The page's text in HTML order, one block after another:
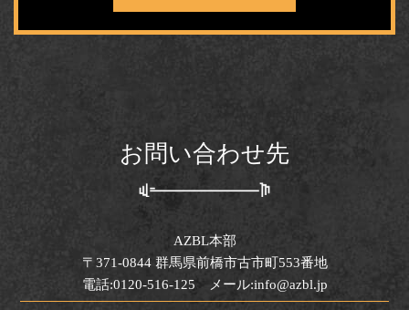
お問い合わせ先
AZBL本部
〒371-0844 群馬県前橋市古市町553番地
電話:0120-516-125 メール:info@azbl.jp